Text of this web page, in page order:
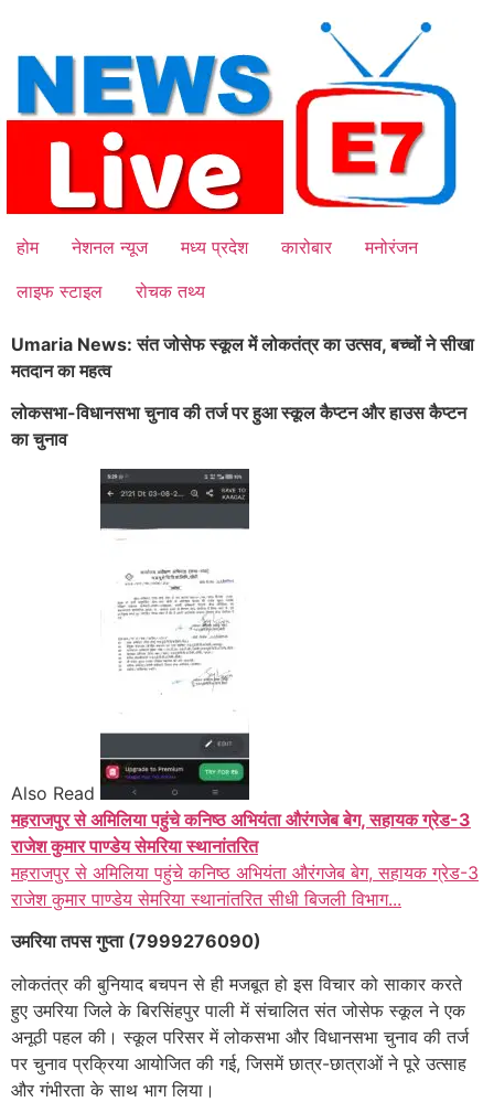
content
होम नेशनल न्यूज मध्य प्रदेश कारोबार
मनोरंजन
लाइफ स्टाइल
रोचक तथ्य
Umaria News: संत जोसेफ स्कूल में लोकतंत्र का उत्सव, बच्चों ने सीखा
मतदान का महत्व
लोकसभा-विधानसभा चुनाव की तर्ज पर हुआ स्कूल कैप्टन और हाउस कैप्टन
का चुनाव
Also Read
महराजपुर से अमिलिया पहुंचे कनिष्ठ अभियंता औरंगजेब बेग, सहायक ग्रेड-3
राजेश कुमार पाण्डेय सेमरिया स्थानांतरित
महराजपुर से अमिलिया पहुंचे कनिष्ठ अभियंता औरंगजेब बेग, सहायक ग्रेड-3
राजेश कुमार पाण्डेय सेमरिया स्थानांतरित सीधी बिजली विभाग...
उमरिया तपस गुप्ता (7999276090)
लोकतंत्र की बुनियाद बचपन से ही मजबूत हो इस विचार को साकार करते
हुए उमरिया जिले के बिरसिंहपुर पाली में संचालित संत जोसेफ स्कूल ने एक
अनूठी पहल की। स्कूल परिसर में लोकसभा और विधानसभा चुनाव की तर्ज
पर चुनाव प्रक्रिया आयोजित की गई, जिसमें छात्र-छात्राओं ने पूरे उत्साह
और गंभीरता के साथ भाग लिया।